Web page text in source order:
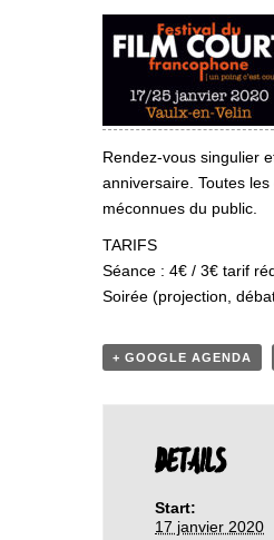
Rendez-vous singulier
anniversaire. Toutes
méconnues du public.
TARIFS
Séance : 4€ / 3€ tarif
Soirée (projection,
+ GOOGLE AGENDA
DETAILS
Start:
17 janvier 2020